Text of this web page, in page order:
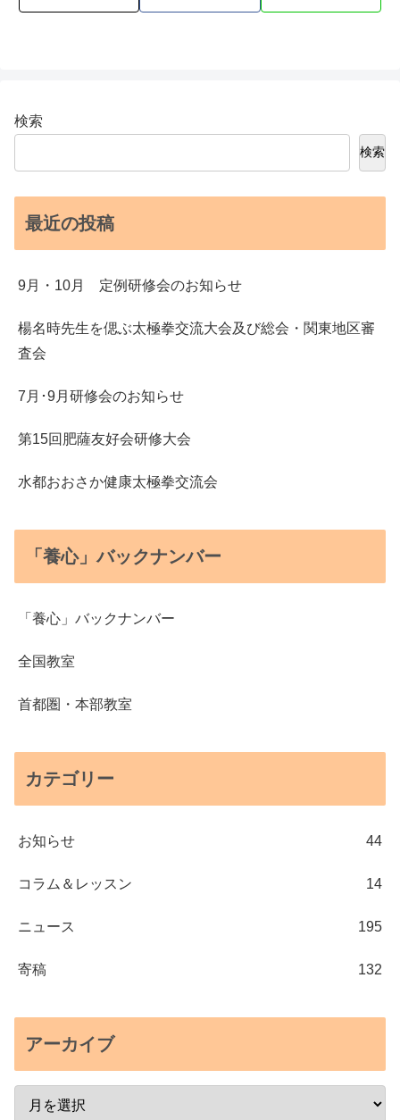
検索
検索
最近の投稿
9月・10月 定例研修会のお知らせ
楊名時先生を偲ぶ太極拳交流大会及び総会・関東地区審
査会
7月･9月研修会のお知らせ
第15回肥薩友好会研修大会
水都おおさか健康太極拳交流会
「養心」バックナンバー
「養心」バックナンバー
全国教室
首都圏・本部教室
カテゴリー
お知らせ 44
コラム＆レッスン 14
ニュース 195
寄稿 132
アーカイブ